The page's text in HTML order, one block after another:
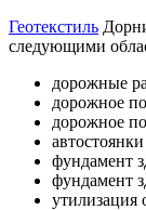
Геотекстиль
следующими
дорожные
дорожное
дорожное
фундамент
фундамент
утилизация